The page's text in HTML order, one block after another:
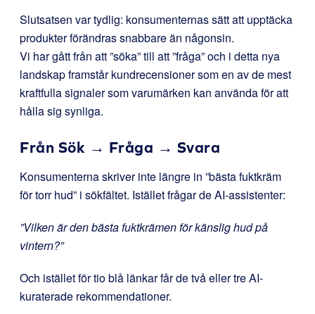
Slutsatsen var tydlig: konsumenternas sätt att upptäcka
produkter förändras snabbare än någonsin.
Vi har gått från att ”söka” till att ”fråga” och i detta nya
landskap framstår kundrecensioner som en av de mest
kraftfulla signaler som varumärken kan använda för att
hålla sig synliga.
Från Sök → Fråga → Svara
Konsumenterna skriver inte längre in ”bästa fuktkräm
för torr hud” i sökfältet. Istället frågar de AI-assistenter:
”Vilken är den bästa fuktkrämen för känslig hud på
vintern?”
Och istället för tio blå länkar får de två eller tre AI-
kuraterade rekommendationer.